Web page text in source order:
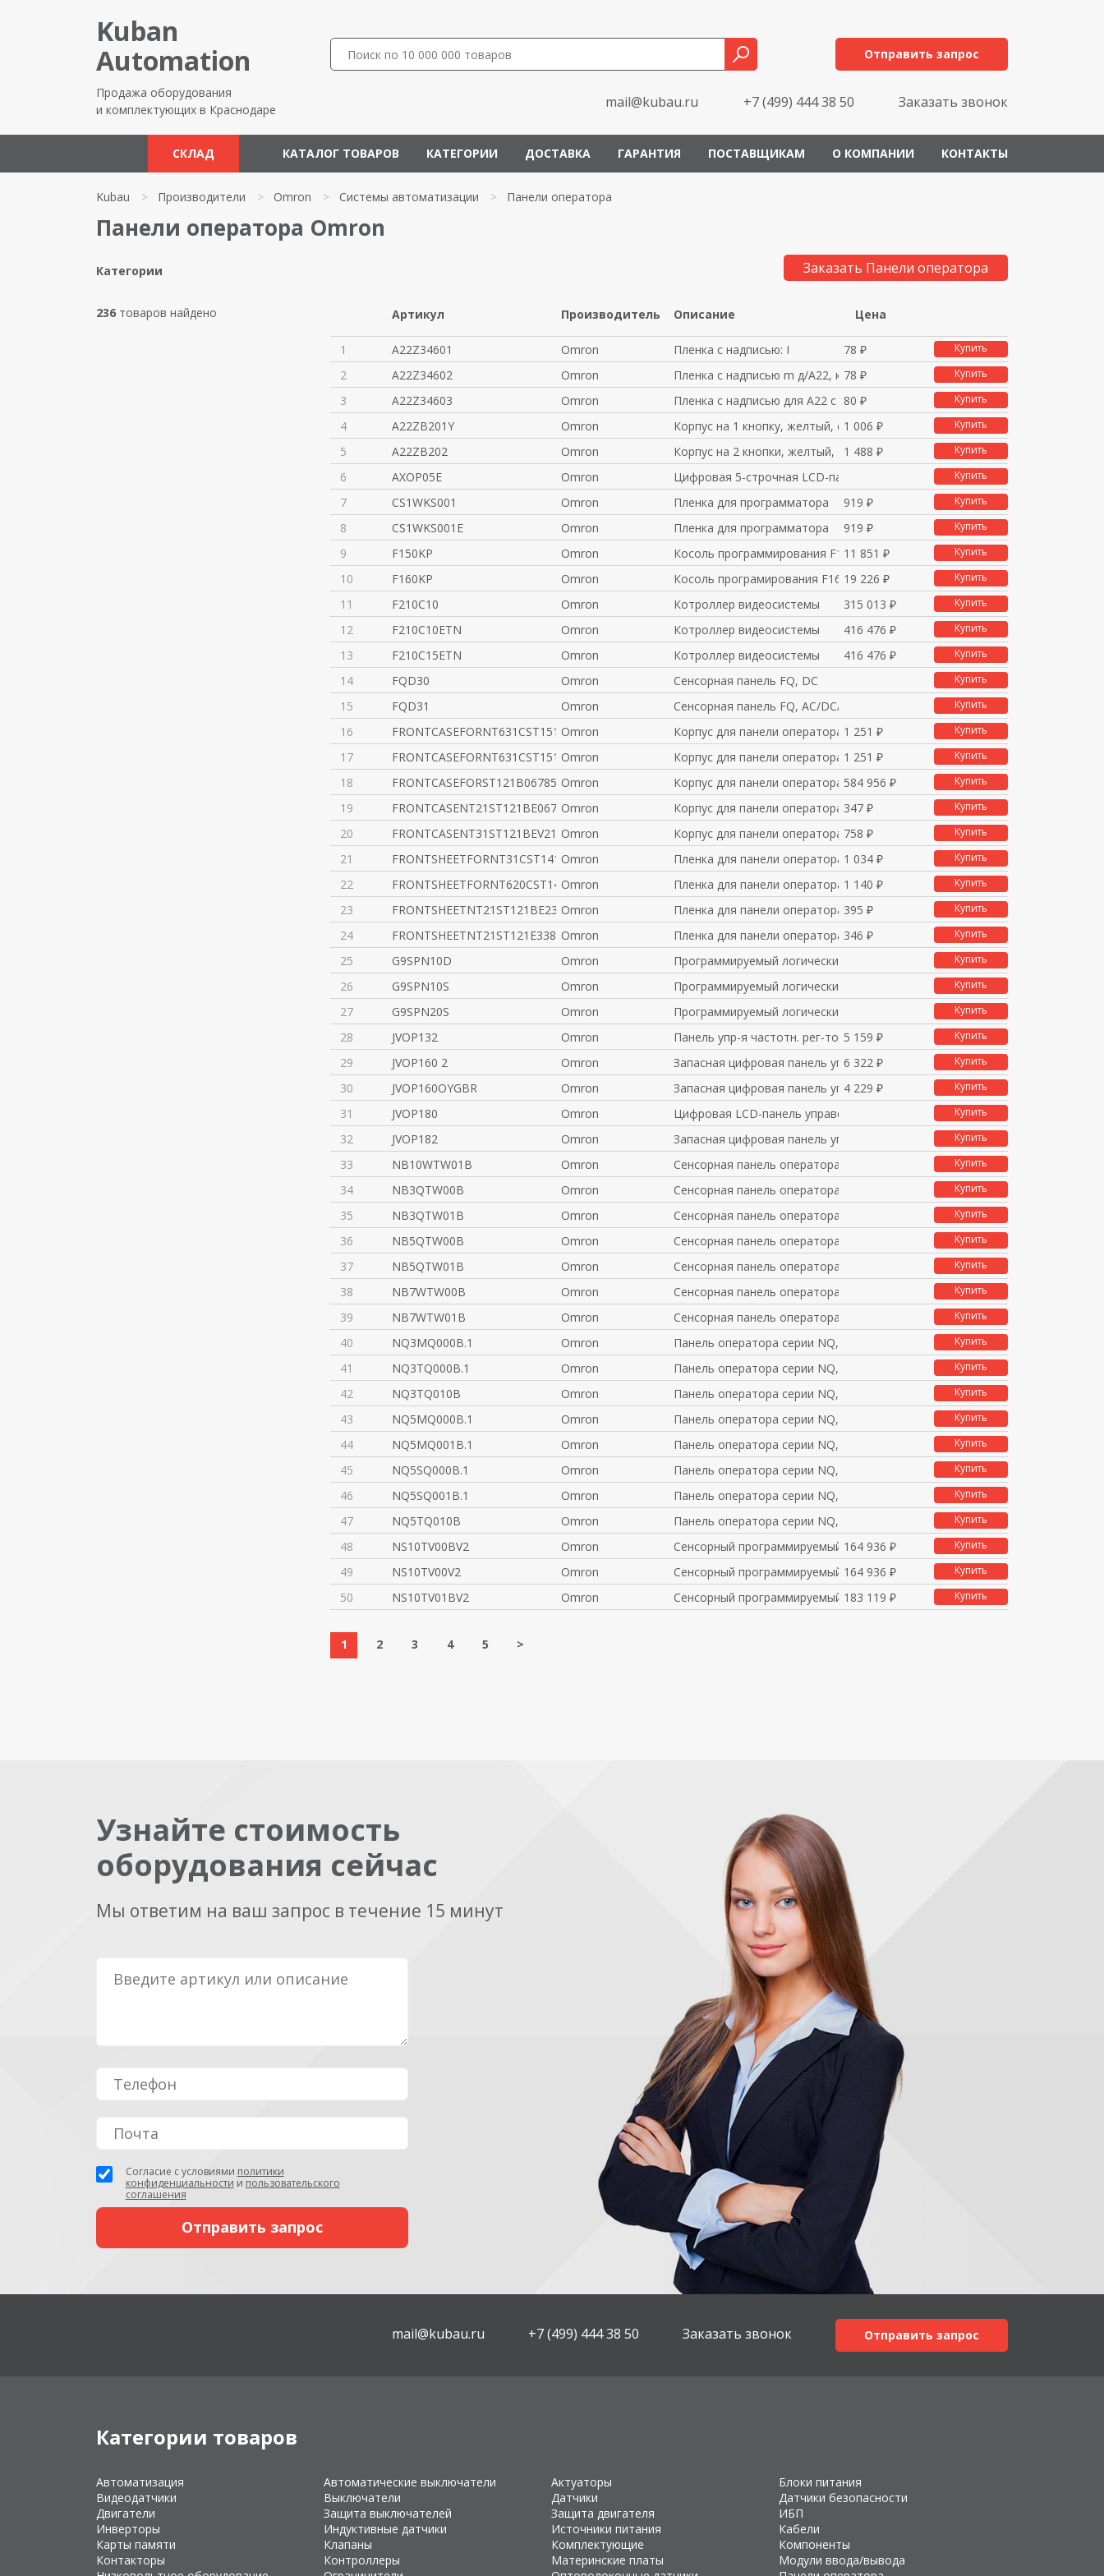
Kuban
Automation
Продажа оборудования
и комплектующих в Краснодаре
Отправить запрос
mail@kubau.ru +7 (499) 444 38 50 Заказать звонок
СКЛАД КАТАЛОГ ТОВАРОВ КАТЕГОРИИ ДОСТАВКА ГАРАНТИЯ ПОСТАВЩИКАМ О КОМПАНИИ КОНТАКТЫ
Kubau > Производители > Omron > Системы автоматизации > Панели оператора
Панели оператора Omron
Категории
236 товаров найдено
Заказать Панели оператора
Артикул Производитель Описание Цена
1 A22Z34601 Omron Пленка с надписью: I 78 ₽ Купить
2 A22Z34602 Omron Пленка с надписью m д/А22, кру78 ₽ Купить
3 A22Z34603 Omron Пленка с надписью для A22 с по80 ₽ Купить
4 A22ZB201Y Omron Корпус на 1 кнопку, желтый, со1 006 ₽ Купить
5 A22ZB202 Omron Корпус на 2 кнопки, желтый, со1 488 ₽ Купить
6 AXOP05E Omron Цифровая 5-строчная LCD-панель Купить
7 CS1WKS001 Omron Пленка для программатора 919 ₽ Купить
8 CS1WKS001E Omron Пленка для программатора 919 ₽ Купить
9 F150KP Omron Косоль программирования F15011 851 ₽ Купить
10 F160KP Omron Косоль програмирования F16019 226 ₽ Купить
11 F210C10 Omron Котроллер видеосистемы 315 013 ₽ Купить
12 F210C10ETN Omron Котроллер видеосистемы 416 476 ₽ Купить
13 F210C15ETN Omron Котроллер видеосистемы 416 476 ₽ Купить
14 FQD30 Omron Сенсорная панель FQ, DC Купить
15 FQD31 Omron Сенсорная панель FQ, AC/DC/bat Купить
16 FRONTCASEFORNT631CST151BSOmron Корпус для панели оператора 1 251 ₽ Купить
17 FRONTCASEFORNT631CST151STOmron Корпус для панели оператора 1 251 ₽ Купить
18 FRONTCASEFORST121B0678577Omron Корпус для панели оператора 584 956 ₽ Купить
19 FRONTCASENT21ST121BE06751Omron Корпус для панели оператора 347 ₽ Купить
20 FRONTCASENT31ST121BEV2160Omron Корпус для панели оператора 758 ₽ Купить
21 FRONTSHEETFORNT31CST141BOmron Пленка для панели оператора 1 034 ₽ Купить
22 FRONTSHEETFORNT620CST141BOmron Пленка для панели оператора 1 140 ₽ Купить
23 FRONTSHEETNT21ST121BE2363Omron Пленка для панели оператора 395 ₽ Купить
24 FRONTSHEETNT21ST121E33803Omron Пленка для панели оператора 346 ₽ Купить
25 G9SPN10D Omron Программируемый логический кон Купить
26 G9SPN10S Omron Программируемый логический кон Купить
27 G9SPN20S Omron Программируемый логический кон Купить
28 JVOP132 Omron Панель упр-я частотн. рег-тора5 159 ₽ Купить
29 JVOP160 2 Omron Запасная цифровая панель управ6 322 ₽ Купить
30 JVOP160OYGBR Omron Запасная цифровая панель управ4 229 ₽ Купить
31 JVOP180 Omron Цифровая LCD-панель управелени Купить
32 JVOP182 Omron Запасная цифровая панель управ Купить
33 NB10WTW01B Omron Сенсорная панель оператора сер Купить
34 NB3QTW00B Omron Сенсорная панель оператора сер Купить
35 NB3QTW01B Omron Сенсорная панель оператора сер Купить
36 NB5QTW00B Omron Сенсорная панель оператора сер Купить
37 NB5QTW01B Omron Сенсорная панель оператора сер Купить
38 NB7WTW00B Omron Сенсорная панель оператора сер Купить
39 NB7WTW01B Omron Сенсорная панель оператора сер Купить
40 NQ3MQ000B.1 Omron Панель оператора серии NQ, экр Купить
41 NQ3TQ000B.1 Omron Панель оператора серии NQ, экр Купить
42 NQ3TQ010B Omron Панель оператора серии NQ, экр Купить
43 NQ5MQ000B.1 Omron Панель оператора серии NQ, экр Купить
44 NQ5MQ001B.1 Omron Панель оператора серии NQ, экр Купить
45 NQ5SQ000B.1 Omron Панель оператора серии NQ, экр Купить
46 NQ5SQ001B.1 Omron Панель оператора серии NQ, экр Купить
47 NQ5TQ010B Omron Панель оператора серии NQ, экр Купить
48 NS10TV00BV2 Omron Сенсорный программируемый терм
164 936 ₽ Купить
49 NS10TV00V2 Omron Сенсорный программируемый терм
164 936 ₽ Купить
50 NS10TV01BV2 Omron Сенсорный программируемый терм183 119 ₽ Купить
1 2 3 4 5 >
Узнайте стоимость
оборудования сейчас
Мы ответим на ваш запрос в течение 15 минут
Согласие с условиями политики
конфиденциальности и пользовательского
соглашения
mail@kubau.ru +7 (499) 444 38 50 Заказать звонок Отправить запрос
Категории товаров
Автоматизация Автоматические выключатели Актуаторы
Блоки питания
Видеодатчики
Выключатели Датчики
Датчики безопасности
Двигатели
Защита выключателей Защита двигателя
ИБП
Инверторы
Индуктивные датчики Источники питания
Кабели
Карты памяти
Клапаны Комплектующие
Компоненты
Контакторы
Контроллеры Материнские платы
Модули ввода/вывода